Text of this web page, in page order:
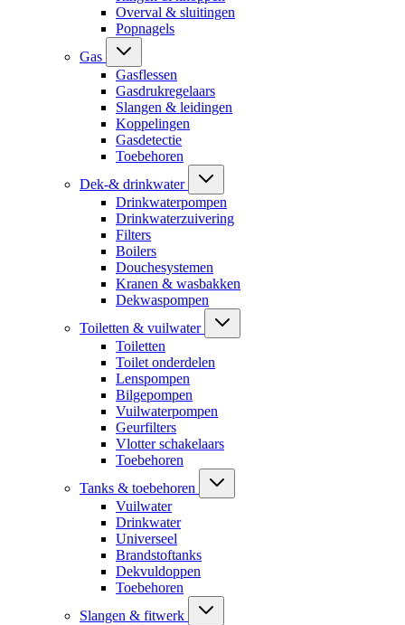
Overval & sluitingen
Popnagels
Gas
Gasflessen
Gasdrukregelaars
Slangen & leidingen
Koppelingen
Gasdetectie
Toebehoren
Dek-& drinkwater
Drinkwaterpompen
Drinkwaterzuivering
Filters
Boilers
Douchesystemen
Kranen & wasbakken
Dekwaspompen
Toiletten & vuilwater
Toiletten
Toilet onderdelen
Lenspompen
Bilgepompen
Vuilwaterpompen
Geurfilters
Vlotter schakelaars
Toebehoren
Tanks & toebehoren
Vuilwater
Drinkwater
Universeel
Brandstoftanks
Dekvuldoppen
Toebehoren
Slangen & fitwerk